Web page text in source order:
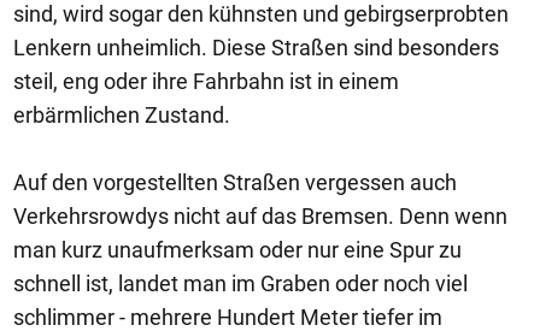
sind, wird sogar den kühnsten und gebirgserprobten
Lenkern unheimlich. Diese Straßen sind besonders
steil, eng oder ihre Fahrbahn ist in einem
erbärmlichen Zustand.
Auf den vorgestellten Straßen vergessen auch
Verkehrsrowdys nicht auf das Bremsen. Denn wenn
man kurz unaufmerksam oder nur eine Spur zu
schnell ist, landet man im Graben oder noch viel
schlimmer - mehrere Hundert Meter tiefer im